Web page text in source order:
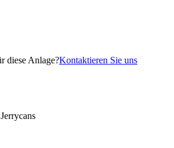
diese Anlage?Kontaktieren Sie uns
Jerrycans